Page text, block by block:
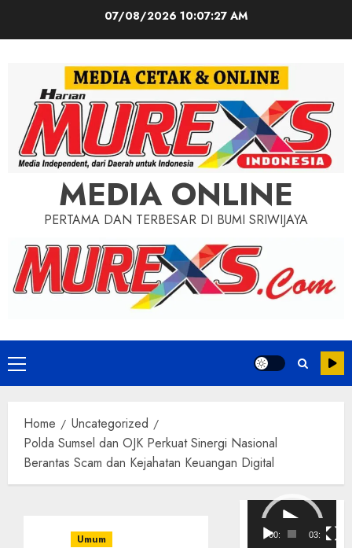
07/08/2026 10:07:29 AM
MEDIA ONLINE
PERTAMA DAN TERBESAR DI BUMI SRIWIJAYA
Primary
Menu
Home
Uncategorized
Polda Sumsel dan OJK Perkuat Sinergi Nasional
Berantas Scam dan Kejahatan Keuangan Digital
Umum
Pemutar
Video
00:00 03:08